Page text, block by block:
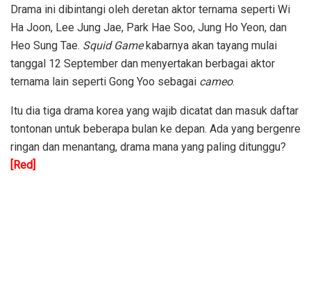
Drama ini dibintangi oleh deretan aktor ternama seperti Wi
Ha Joon, Lee Jung Jae, Park Hae Soo, Jung Ho Yeon, dan
Heo Sung Tae. Squid Game kabarnya akan tayang mulai
tanggal 12 September dan menyertakan berbagai aktor
ternama lain seperti Gong Yoo sebagai cameo.
Itu dia tiga drama korea yang wajib dicatat dan masuk daftar
tontonan untuk beberapa bulan ke depan. Ada yang bergenre
ringan dan menantang, drama mana yang paling ditunggu?
[Red]